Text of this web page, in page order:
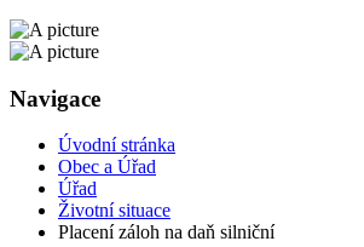
Navigace
Úvodní stránka
Obec a Úřad
Úřad
Životní situace
Placení záloh na daň silniční